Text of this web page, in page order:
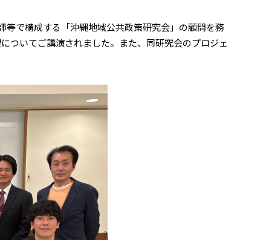
で構成する「沖縄地域公共政策研究会」の顧問を務
ついてご講演されました。また、同研究会のプロジェ